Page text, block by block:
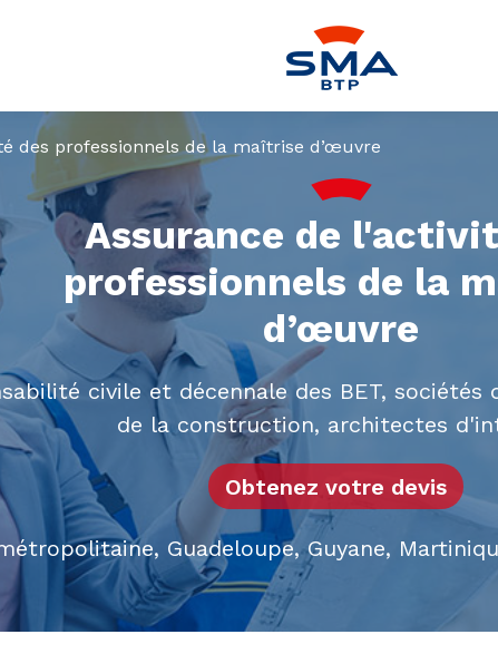
des professionnels de la maîtrise d’œuvre
Assurance de
professionnels de la
d’œuvre
civile et décennale des BET, sociétés
de la construction, architectes
Obtenez votre devis
Guadeloupe, Guyane,